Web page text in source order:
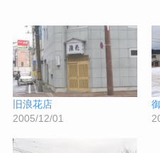
旧浪花店
2005/12/01